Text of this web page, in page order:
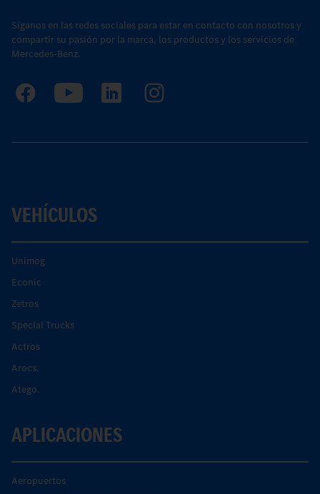
Síganos en las redes sociales para estar en contacto con nosotros y
compartir su pasión por la marca, los productos y los servicios de
Mercedes-Benz.
VEHÍCULOS
Unimog
Econic
Zetros
Special Trucks
Actros
Arocs.
Atego.
APLICACIONES
Aeropuertos